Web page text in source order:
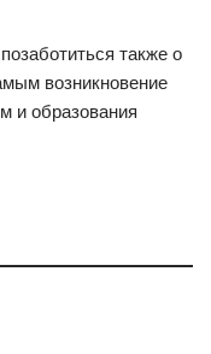
также о
возникновение
и образования